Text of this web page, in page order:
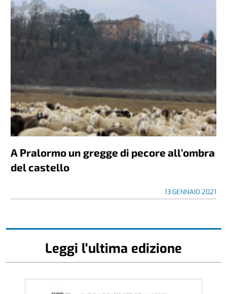
A Pralormo un gregge di pecore all’ombra
del castello
13 GENNAIO 2021
Leggi l'ultima edizione